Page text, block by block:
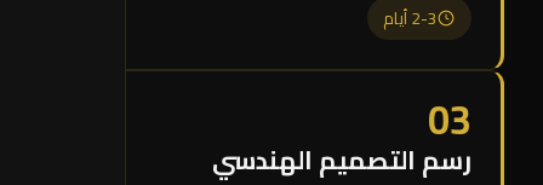
2-3 أيام
03
رسم التصميم الهندسي